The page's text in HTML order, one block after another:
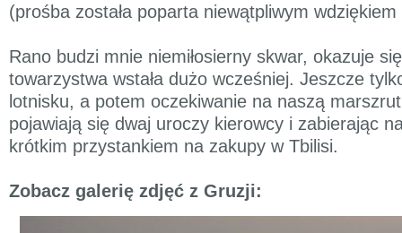
(prośba została poparta niewątpliwym
Rano budzi mnie niemiłosierny skwar, okazuje
towarzystwa wstała dużo wcześniej. Jeszcze
lotnisku, a potem oczekiwanie na naszą
pojawiają się dwaj uroczy kierowcy i zabierając
krótkim przystankiem na zakupy w Tbilisi.
Zobacz galerię zdjęć z Gruzji: